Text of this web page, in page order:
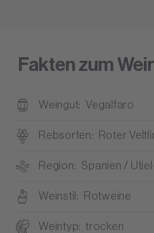
Fakten zum
Weingut Vegalfaro
Rebsorten Roter
Region Spanien /
Weinstil Rotweine
Weintyp trocken